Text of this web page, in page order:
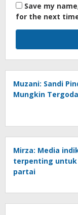
Save my
for the next
Muzani: Sandi
Mungkin
Mirza: Media
terpenting
partai